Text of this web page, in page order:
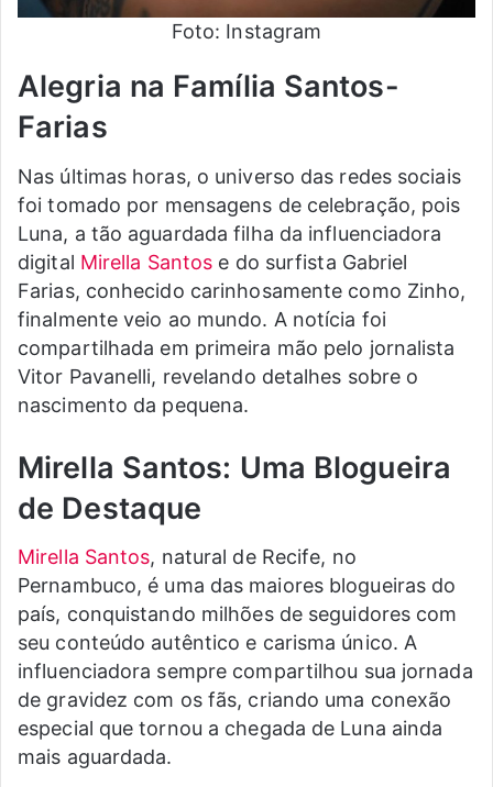
Foto: Instagram
Alegria na Família Santos-
Farias
Nas últimas horas, o universo das redes sociais
foi tomado por mensagens de celebração, pois
Luna, a tão aguardada filha da influenciadora
digital Mirella Santos e do surfista Gabriel
Farias, conhecido carinhosamente como Zinho,
finalmente veio ao mundo. A notícia foi
compartilhada em primeira mão pelo jornalista
Vitor Pavanelli, revelando detalhes sobre o
nascimento da pequena.
Mirella Santos: Uma Blogueira
de Destaque
Mirella Santos, natural de Recife, no
Pernambuco, é uma das maiores blogueiras do
país, conquistando milhões de seguidores com
seu conteúdo autêntico e carisma único. A
influenciadora sempre compartilhou sua jornada
de gravidez com os fãs, criando uma conexão
especial que tornou a chegada de Luna ainda
mais aguardada.